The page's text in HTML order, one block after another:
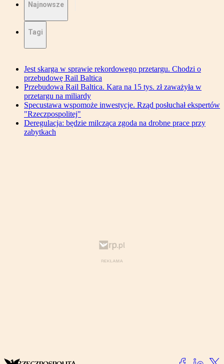
Najnowsze
Tagi
Jest skarga w sprawie rekordowego przetargu. Chodzi o
przebudowę Rail Baltica
Przebudowa Rail Baltica. Kara na 15 tys. zł zaważyła w
przetargu na miliardy
Specustawa wspomoże inwestycje. Rząd posłuchał ekspertów
"Rzeczpospolitej"
Deregulacja: będzie milcząca zgoda na drobne prace przy
zabytkach